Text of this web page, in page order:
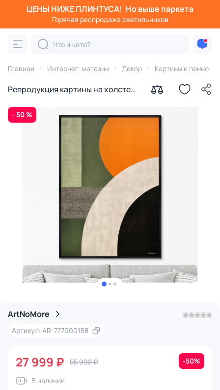
ЦЕНЫ НИЖЕ ПЛИНТУСА! Но выше паркета
Горячая распродажа светильников
Главная Интернет-магазин Декор Картины и панно
Репродукция картины на холсте
- 50 %
ArtNoMore
Артикул: AR-777000158
27 999 ₽ 55 998 ₽ -50%
В наличии